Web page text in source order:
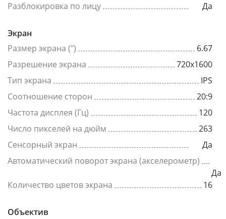
Разблокировка по лицу
Да
Экран
Размер экрана (")
6.67
Разрешение экрана
720x1600
Тип экрана
IPS
Соотношение сторон
20:9
Частота дисплея (Гц)
120
Число пикселей на дюйм
263
Сенсорный экран
Да
Автоматический поворот экрана (акселерометр)
Да
Количество цветов экрана
16
Объектив